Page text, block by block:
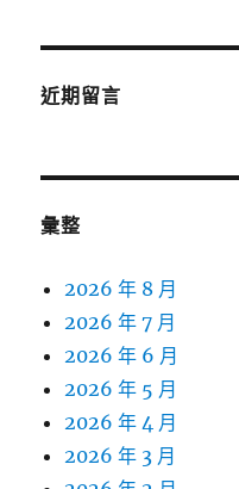
近期留言
彙整
2026 年 8 月
2026 年 7 月
2026 年 6 月
2026 年 5 月
2026 年 4 月
2026 年 3 月